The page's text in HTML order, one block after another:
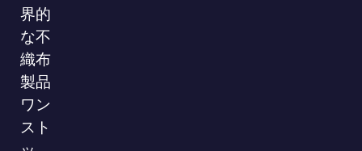
界的
な不
織布
製品
ワン
スト